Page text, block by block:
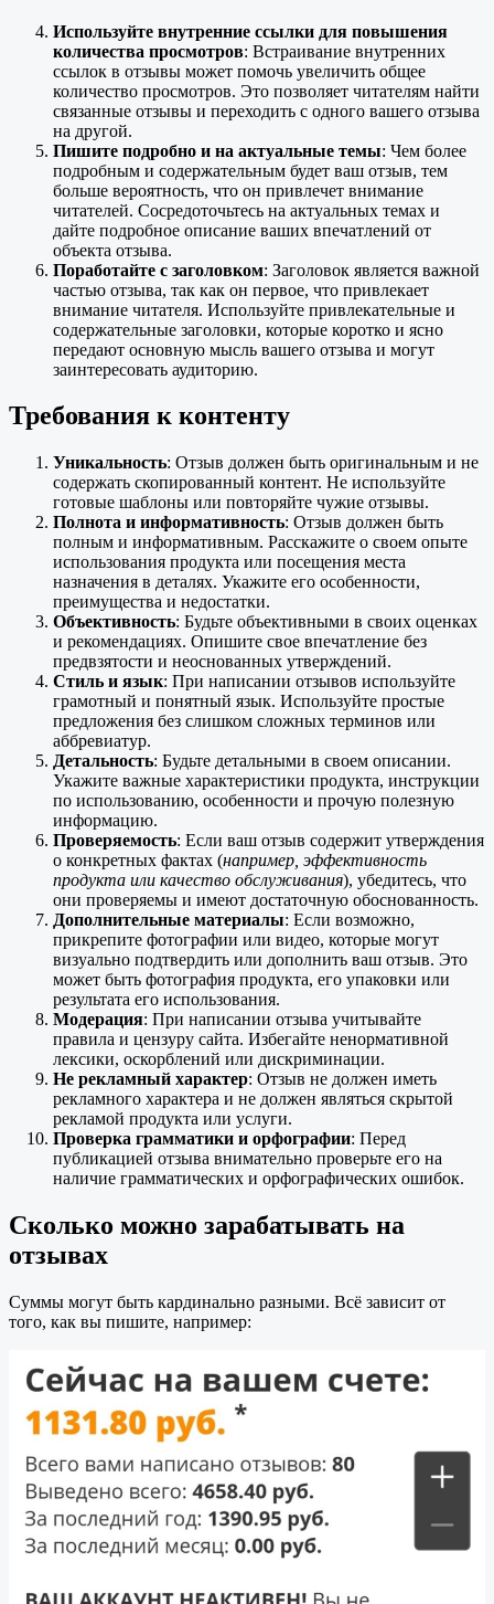
Используйте внутренние ссылки для повышения
количества просмотров: Встраивание внутренних
ссылок в отзывы может помочь увеличить общее
количество просмотров. Это позволяет читателям найти
связанные отзывы и переходить с одного вашего отзыва
на другой.
Пишите подробно и на актуальные темы: Чем более
подробным и содержательным будет ваш отзыв, тем
больше вероятность, что он привлечет внимание
читателей. Сосредоточьтесь на актуальных темах и
дайте подробное описание ваших впечатлений от
объекта отзыва.
Поработайте с заголовком: Заголовок является важной
частью отзыва, так как он первое, что привлекает
внимание читателя. Используйте привлекательные и
содержательные заголовки, которые коротко и ясно
передают основную мысль вашего отзыва и могут
заинтересовать аудиторию.
Требования к контенту
Уникальность: Отзыв должен быть оригинальным и не
содержать скопированный контент. Не используйте
готовые шаблоны или повторяйте чужие отзывы.
Полнота и информативность: Отзыв должен быть
полным и информативным. Расскажите о своем опыте
использования продукта или посещения места
назначения в деталях. Укажите его особенности,
преимущества и недостатки.
Объективность: Будьте объективными в своих оценках
и рекомендациях. Опишите свое впечатление без
предвзятости и неоснованных утверждений.
Стиль и язык: При написании отзывов используйте
грамотный и понятный язык. Используйте простые
предложения без слишком сложных терминов или
аббревиатур.
Детальность: Будьте детальными в своем описании.
Укажите важные характеристики продукта, инструкции
по использованию, особенности и прочую полезную
информацию.
Проверяемость: Если ваш отзыв содержит утверждения
о конкретных фактах (например, эффективность
продукта или качество обслуживания), убедитесь, что
они проверяемы и имеют достаточную обоснованность.
Дополнительные материалы: Если возможно,
прикрепите фотографии или видео, которые могут
визуально подтвердить или дополнить ваш отзыв. Это
может быть фотография продукта, его упаковки или
результата его использования.
Модерация: При написании отзыва учитывайте
правила и цензуру сайта. Избегайте ненормативной
лексики, оскорблений или дискриминации.
Не рекламный характер: Отзыв не должен иметь
рекламного характера и не должен являться скрытой
рекламой продукта или услуги.
Проверка грамматики и орфографии: Перед
публикацией отзыва внимательно проверьте его на
наличие грамматических и орфографических ошибок.
Сколько можно зарабатывать на
отзывах
Суммы могут быть кардинально разными. Всё зависит от
того, как вы пишите, например: